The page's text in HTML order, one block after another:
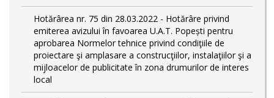
Hotărârea nr. 75 din 28.03.2022 - Hotărâre privind
emiterea avizului în favoarea U.A.T. Popești pentru
aprobarea Normelor tehnice privind condiţiile de
proiectare şi amplasare a construcţiilor, instalaţiilor şi a
mijloacelor de publicitate în zona drumurilor de interes
local